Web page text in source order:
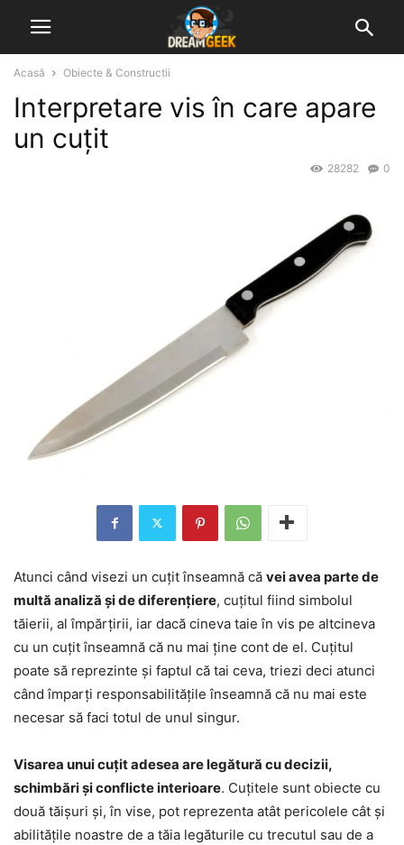
Acasă Obiecte & Constructii
Interpretare vis în care apare
un cuțit
0
28282
Atunci când visezi un cuțit înseamnă că vei avea parte de
multă analiză și de diferențiere, cuțitul fiind simbolul
tăierii, al împărțirii, iar dacă cineva taie în vis pe altcineva
cu un cuțit înseamnă că nu mai ține cont de el. Cuțitul
poate să reprezinte și faptul că tai ceva, triezi deci atunci
când împarți responsabilitățile înseamnă că nu mai este
necesar să faci totul de unul singur.
Visarea unui cuțit adesea are legătură cu decizii,
schimbări și conflicte interioare. Cuțitele sunt obiecte cu
două tăișuri și, în vise, pot reprezenta atât pericolele cât și
abilitățile noastre de a tăia legăturile cu trecutul sau de a